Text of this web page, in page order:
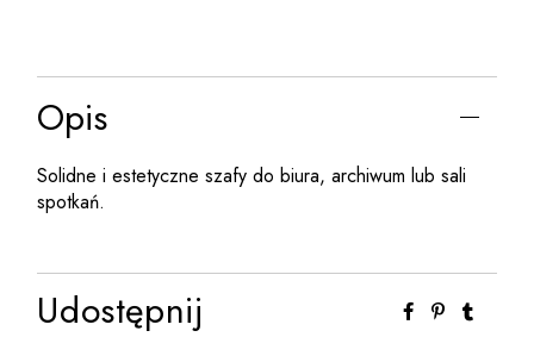
Opis
Solidne i estetyczne szafy do biura, archiwum lub sali
spotkań.
Udostępnij